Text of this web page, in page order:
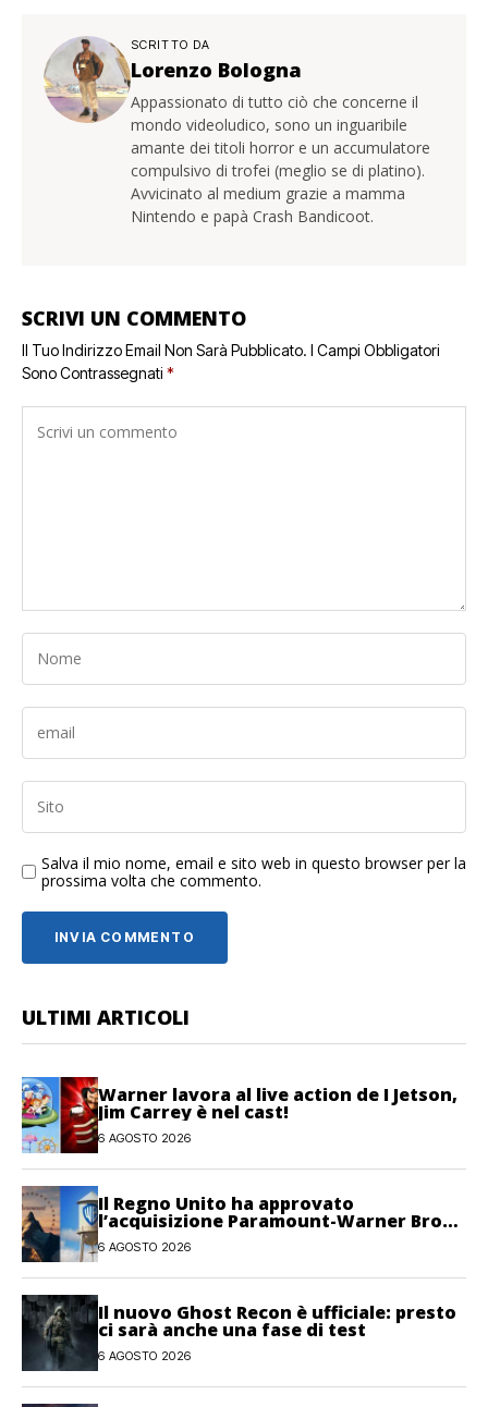
SCRITTO DA
Lorenzo Bologna
Appassionato di tutto ciò che concerne il
mondo videoludico, sono un inguaribile
amante dei titoli horror e un accumulatore
compulsivo di trofei (meglio se di platino).
Avvicinato al medium grazie a mamma
Nintendo e papà Crash Bandicoot.
SCRIVI UN COMMENTO
Il Tuo Indirizzo Email Non Sarà Pubblicato. I Campi Obbligatori
Sono Contrassegnati *
Salva il mio nome, email e sito web in questo browser per la
prossima volta che commento.
ULTIMI ARTICOLI
Warner lavora al live action de I Jetson,
Jim Carrey è nel cast!
6 AGOSTO 2026
Il Regno Unito ha approvato
l’acquisizione Paramount-Warner Bros
Discovery
6 AGOSTO 2026
Il nuovo Ghost Recon è ufficiale: presto
ci sarà anche una fase di test
6 AGOSTO 2026